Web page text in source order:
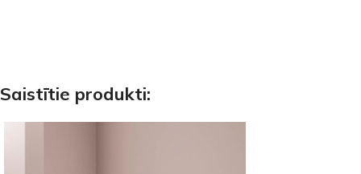
Saistītie produkti: